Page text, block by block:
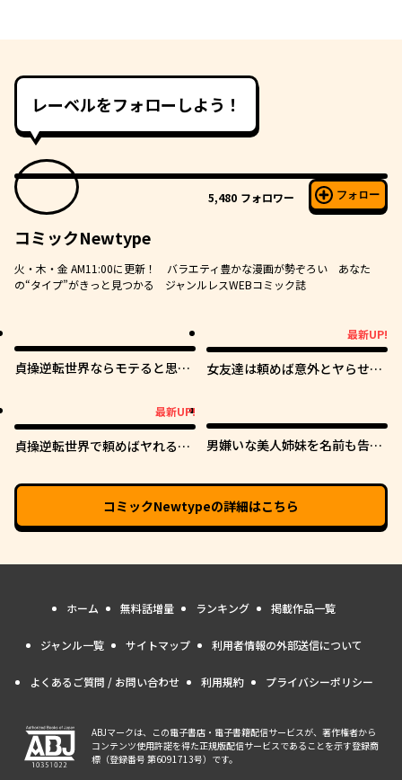
レーベルをフォローしよう！
5,480 フォロワー フォロー
コミックNewtype
火・木・金 AM11:00に更新！ バラエティ豊かな漫画が勢ぞろい あなた
の“タイプ”がきっと見つかる ジャンルレスWEBコミック誌
貞操逆転世界ならモテると思っ
最新UP!
女友達は頼めば意外とヤらせて
最新UP!
貞操逆転世界で頼めばヤれると
男嫌いな美人姉妹を名前も告げ
コミックNewtypeの詳細はこちら
ホーム 無料話増量 ランキング 掲載作品一覧
ジャンル一覧 サイトマップ 利用者情報の外部送信について
よくあるご質問 / お問い合わせ 利用規約 プライバシーポリシー
ABJマークは、この電子書店・電子書籍配信サービスが、著作権者から
コンテンツ使用許諾を得た正規版配信サービスであることを示す登録商
標（登録番号 第6091713号）です。